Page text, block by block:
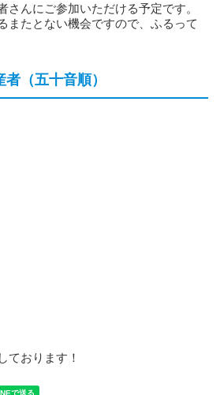
さんにご参加いただける予定です。
またとない機会ですので、ふるって
（五十音順）
ております！